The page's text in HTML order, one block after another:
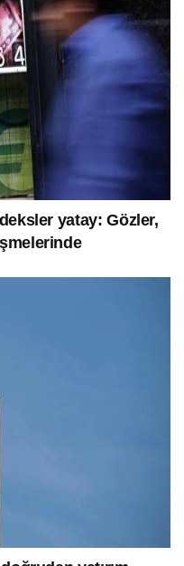
yatay: Gözler,